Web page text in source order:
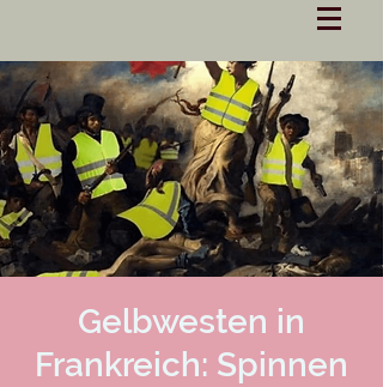
Gelbwesten in
Frankreich: Spinnen